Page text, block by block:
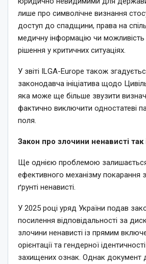
лише про символічне визнання
доступ до спадщини, права на
медичну інформацію чи
рішення у критичних ситуаціях.
У звіті ILGA-Europe також
законодавча ініціатива щодо
яка може ще більше звузити
фактично виключити одностатеві
поля.
Закон про злочини ненависті так
Ще однією проблемою залишається
ефективного механізму покарання
ґрунті ненависті.
У 2025 році уряд України подав
посилення відповідальності за
злочини ненависті із прямим
орієнтації та гендерної
захищених ознак. Однак документ